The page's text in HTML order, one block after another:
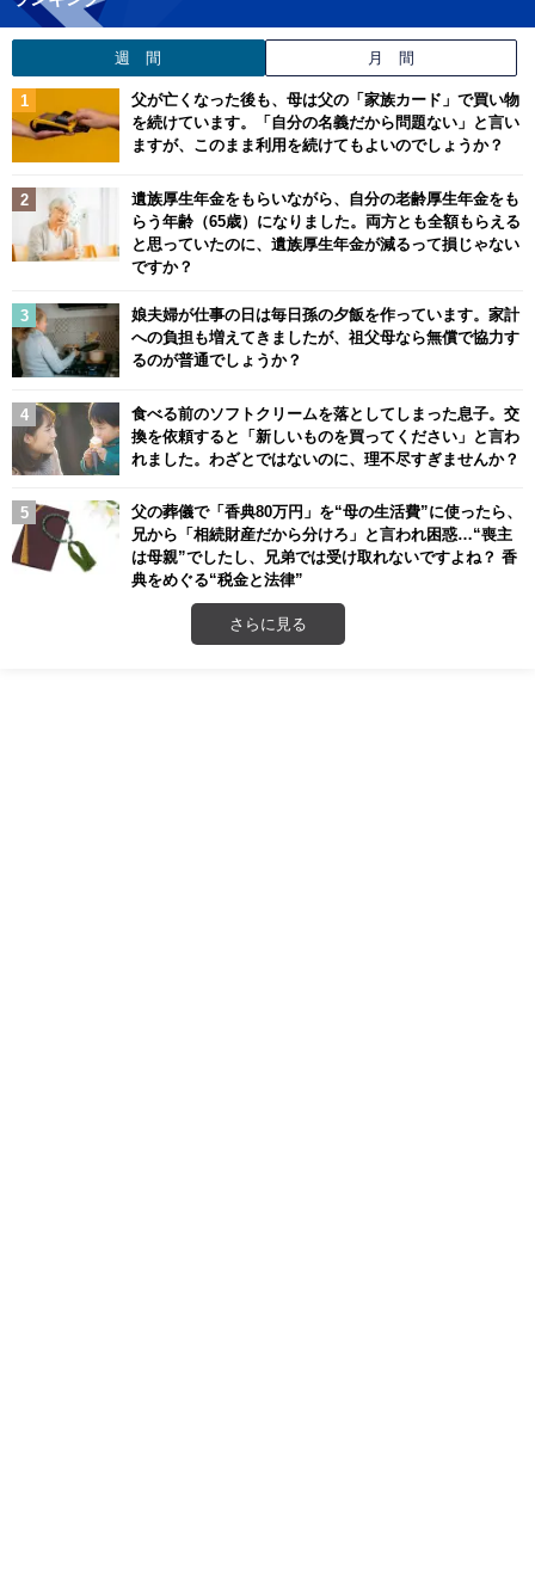
週 間 月 間
父が亡くなった後も、母は父の「家族カード」で買い物
を続けています。「自分の名義だから問題ない」と言い
ますが、このまま利用を続けてもよいのでしょうか？
遺族厚生年金をもらいながら、自分の老齢厚生年金をも
らう年齢（65歳）になりました。両方とも全額もらえる
と思っていたのに、遺族厚生年金が減るって損じゃない
ですか？
娘夫婦が仕事の日は毎日孫の夕飯を作っています。家計
への負担も増えてきましたが、祖父母なら無償で協力す
るのが普通でしょうか？
食べる前のソフトクリームを落としてしまった息子。交
換を依頼すると「新しいものを買ってください」と言わ
れました。わざとではないのに、理不尽すぎませんか？
父の葬儀で「香典80万円」を“母の生活費”に使ったら、
兄から「相続財産だから分けろ」と言われ困惑…“喪主
は母親”でしたし、兄弟では受け取れないですよね？ 香
典をめぐる“税金と法律”
さらに見る